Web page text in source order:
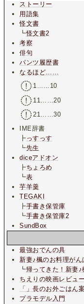
ストーリー
用語集
怪文書
┗怪文書2
考察
俳句
パンツ履歴書
なるほど……
1……10
11……20
21……30
IME辞書
┣ っすっす
┗先生
diceアドオン
┣ちょろめ
┗表
芋羊羹
TEGAKI
┣手書き保管庫
┗手書き保管庫2
SundBox
最強おでんの具
新妻♪楓のお料理が
┗帰ってきた！新妻
ちえりの映画レビュ
「」長のお外ごはん
プラモデル入門